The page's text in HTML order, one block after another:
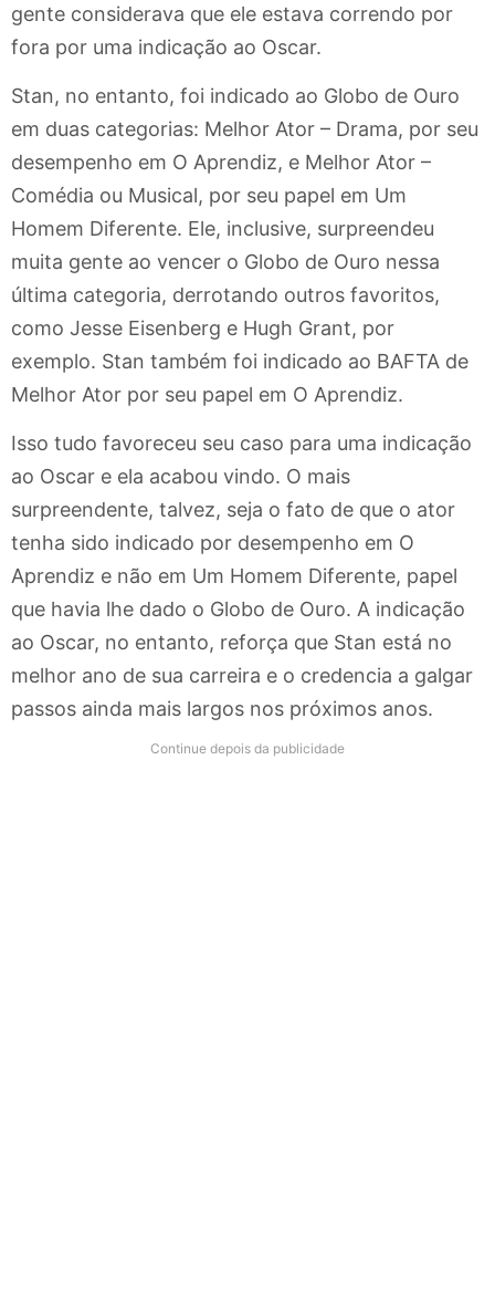
gente considerava que ele estava correndo por
fora por uma indicação ao Oscar.
Stan, no entanto, foi indicado ao Globo de Ouro
em duas categorias: Melhor Ator – Drama, por seu
desempenho em O Aprendiz, e Melhor Ator –
Comédia ou Musical, por seu papel em Um
Homem Diferente. Ele, inclusive, surpreendeu
muita gente ao vencer o Globo de Ouro nessa
última categoria, derrotando outros favoritos,
como Jesse Eisenberg e Hugh Grant, por
exemplo. Stan também foi indicado ao BAFTA de
Melhor Ator por seu papel em O Aprendiz.
Isso tudo favoreceu seu caso para uma indicação
ao Oscar e ela acabou vindo. O mais
surpreendente, talvez, seja o fato de que o ator
tenha sido indicado por desempenho em O
Aprendiz e não em Um Homem Diferente, papel
que havia lhe dado o Globo de Ouro. A indicação
ao Oscar, no entanto, reforça que Stan está no
melhor ano de sua carreira e o credencia a galgar
passos ainda mais largos nos próximos anos.
Continue depois da publicidade